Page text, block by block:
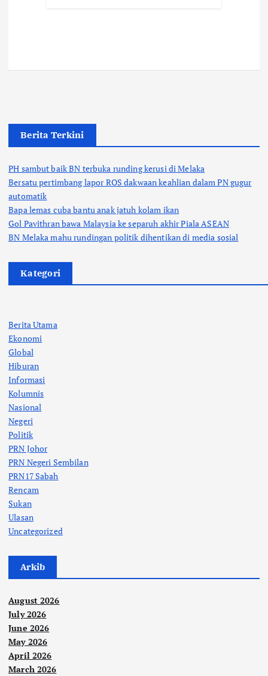
Berita Terkini
PH sambut baik BN terbuka runding kerusi di Melaka
Bersatu pertimbang lapor ROS dakwaan keahlian dalam PN gugur
automatik
Bapa lemas cuba bantu anak jatuh kolam ikan
Gol Pavithran bawa Malaysia ke separuh akhir Piala ASEAN
BN Melaka mahu rundingan politik dihentikan di media sosial
Kategori
Berita Utama
Ekonomi
Global
Hiburan
Informasi
Kolumnis
Nasional
Negeri
Politik
PRN Johor
PRN Negeri Sembilan
PRN17 Sabah
Rencam
Sukan
Ulasan
Uncategorized
Arkib
August 2026
July 2026
June 2026
May 2026
April 2026
March 2026